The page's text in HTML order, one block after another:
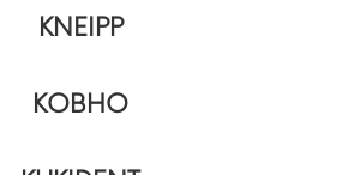
KNEIPP
KOBHO